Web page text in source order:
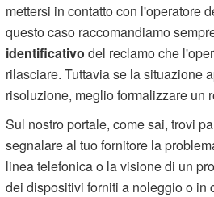
mettersi in contatto con l'operatore
questo caso raccomandiamo
identificativo del reclamo che
rilasciare. Tuttavia se la situazione
risoluzione, meglio formalizzare un
Sul nostro portale, come sai, trovi
segnalare al tuo fornitore la
linea telefonica o la visione di un
dei dispositivi forniti a noleggio o in